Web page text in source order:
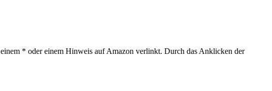
* oder einem Hinweis auf Amazon verlinkt. Durch das Anklicken der